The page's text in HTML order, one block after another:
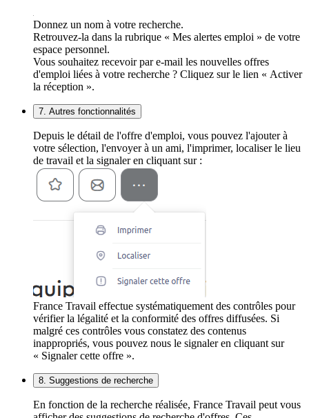
Donnez un nom à votre recherche.
Retrouvez-la dans la rubrique « Mes alertes emploi » de votre
espace personnel.
Vous souhaitez recevoir par e-mail les nouvelles offres
d'emploi liées à votre recherche ? Cliquez sur le lien « Activer
la réception ».
7. Autres fonctionnalités
Depuis le détail de l'offre d'emploi, vous pouvez l'ajouter à
votre sélection, l'envoyer à un ami, l'imprimer, localiser le lieu
de travail et la signaler en cliquant sur :
France Travail effectue systématiquement des contrôles pour
vérifier la légalité et la conformité des offres diffusées. Si
malgré ces contrôles vous constatez des contenus
inappropriés, vous pouvez nous le signaler en cliquant sur
« Signaler cette offre ».
8. Suggestions de recherche
En fonction de la recherche réalisée, France Travail peut vous